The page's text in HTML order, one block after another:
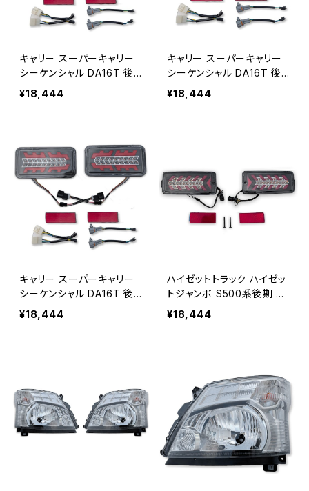
キャリー スーパーキャリー
シーケンシャル DA16T 後
期 H25.8～ LEDテールラン
プ 左右セット タイプY JP-
¥18,444
キャリー スーパーキャリー
シーケンシャル DA16T 後
期 H25.8～ LEDテールラン
プ 左右セット タイプC JP-
¥18,444
キャリー スーパーキャリー
シーケンシャル DA16T 後
期 H25.8～ LEDテールラン
プ 左右セット タイプE JP-
¥18,444
ハイゼットトラック ハイゼッ
トジャンボ S500系後期 20
21.12～ LEDテールランプ
左右セット タイプA JP-TLP
¥18,444